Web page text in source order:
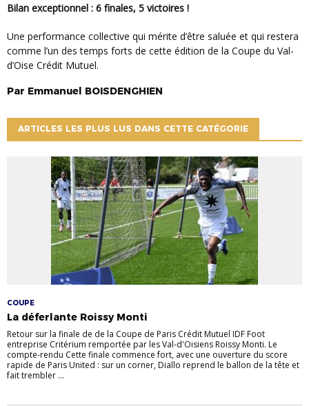
Bilan exceptionnel : 6 finales, 5 victoires !
Une performance collective qui mérite d’être saluée et qui restera
comme l’un des temps forts de cette édition de la Coupe du Val-
d’Oise Crédit Mutuel.
Par Emmanuel BOISDENGHIEN
ARTICLES LES PLUS LUS DANS CETTE CATÉGORIE
COUPE
La déferlante Roissy Monti
Retour sur la finale de de la Coupe de Paris Crédit Mutuel IDF Foot
entreprise Critérium remportée par les Val-d'Oisiens Roissy Monti. Le
compte-rendu Cette finale commence fort, avec une ouverture du score
rapide de Paris United : sur un corner, Diallo reprend le ballon de la tête et
fait trembler ...